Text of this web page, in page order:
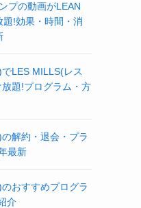
プの動画がLEAN
!効果・時間・消
LES MILLS(レス
題!プログラム・方
解約・退会・プラ
最新
おすすめプログラ
介